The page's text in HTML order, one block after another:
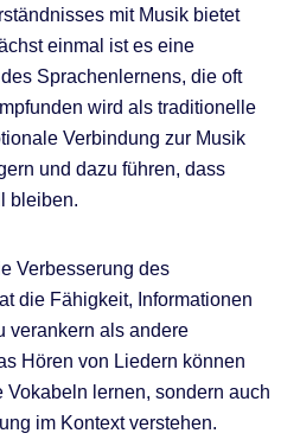
mit Musik bietet
einmal ist es eine
Sprachenlernens, die oft
wird als traditionelle
Verbindung zur Musik
und dazu führen, dass
bleiben.
Verbesserung des
die Fähigkeit, Informationen
verankern als andere
Hören von Liedern können
Vokabeln lernen, sondern auch
im Kontext verstehen.